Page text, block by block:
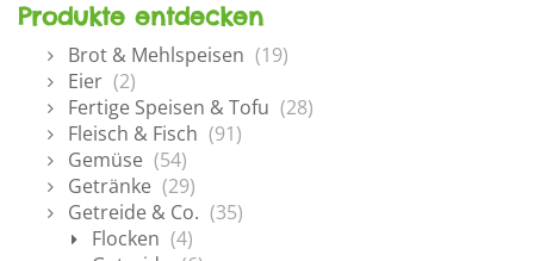
Produkte entdecken
Brot & Mehlspeisen (19)
Eier (2)
Fertige Speisen & Tofu (28)
Fleisch & Fisch (91)
Gemüse (54)
Getränke (29)
Getreide & Co. (35)
Flocken (4)